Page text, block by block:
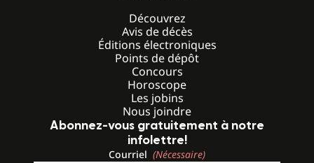
Découvrez
Avis de décès
Éditions électroniques
Points de dépôt
Concours
Horoscope
Les jobins
Nous joindre
Abonnez-vous gratuitement à notre
infolettre!
Courriel (Nécessaire)